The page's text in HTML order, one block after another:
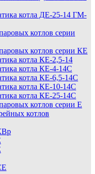
котла ДЕ-25-14 ГМ-
котлов серии
котлов серии КЕ
котла КЕ-2,5-14
котла КЕ-4-14С
котла КЕ-6,5-14С
котла КЕ-10-14С
котла КЕ-25-14С
котлов серии Е
котлов